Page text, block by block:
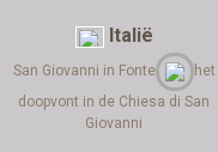
Italië
San Giovanni in Fonte
het
doopvont in de Chiesa di San
Giovanni